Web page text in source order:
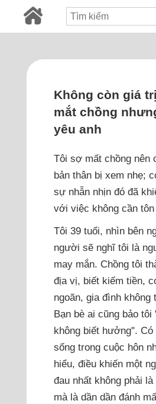
Không còn giá
mắt chồng
yêu anh
Tôi sợ mất chồng nên
bản thân bị xem nhẹ;
sự nhẫn nhịn đó đã
với việc không cần
Tôi 39 tuổi, nhìn bên
người sẽ nghĩ tôi là
may mắn. Chồng tôi
địa vị, biết kiếm tiền,
ngoãn, gia đình không
Bạn bè ai cũng bảo
không biết hưởng".
sống trong cuộc hôn
hiểu, điều khiến một
đau nhất không phải
mà là dần dần đánh